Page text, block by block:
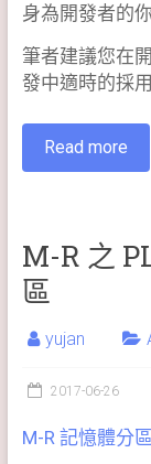
身為開發者的
筆者建議您在
發中適時的採
Read more
M-R 之
區
yujan
2017-06-26
M-R 記憶體分